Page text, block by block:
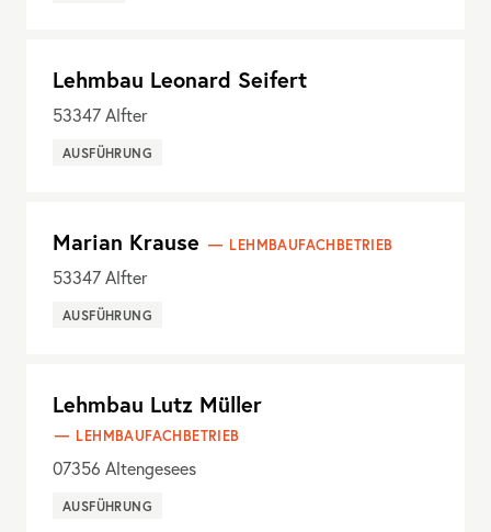
Lehmbau Leonard Seifert
53347Alfter
AUSFÜHRUNG
Marian Krause LEHMBAUFACHBETRIEB
53347Alfter
AUSFÜHRUNG
Lehmbau Lutz Müller
LEHMBAUFACHBETRIEB
07356 Altengesees
AUSFÜHRUNG